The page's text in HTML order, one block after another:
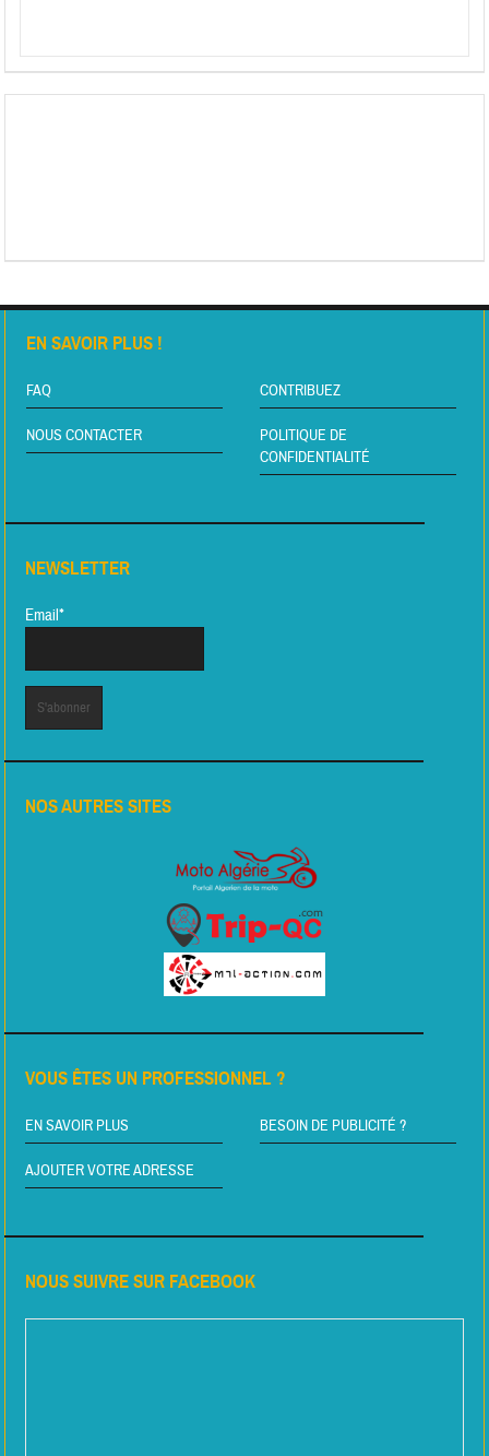
EN SAVOIR PLUS !
FAQ CONTRIBUEZ
NOUS CONTACTER
POLITIQUE DE
CONFIDENTIALITÉ
NEWSLETTER
Email*
NOS AUTRES SITES
VOUS ÊTES UN PROFESSIONNEL ?
EN SAVOIR PLUS BESOIN DE PUBLICITÉ ?
AJOUTER VOTRE ADRESSE
NOUS SUIVRE SUR FACEBOOK